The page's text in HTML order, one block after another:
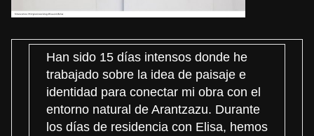
Han sido 15 días intensos donde he
trabajado sobre la idea de paisaje e
identidad para conectar mi obra con el
entorno natural de Arantzazu. Durante
los días de residencia con Elisa, hemos